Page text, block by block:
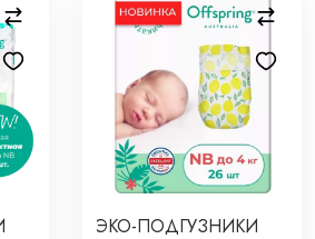
ЭКО-ПОДГУЗНИКИ